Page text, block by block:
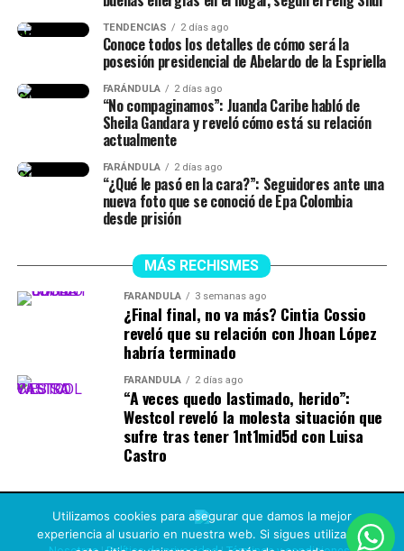
mortal, capaz de atraer a los marineros hacia una
muerte segura.
Romance
La La Land (2016)
Orgullo y prejuicio (2005)
Diario de una pasión (The Notebook, 2004)
TENDENCIAS 2 días ago
Conoce todos los detalles de cómo será la
posesión presidencial de Abelardo de la Espriella
FARÁNDULA 2 días ago
“No compaginamos”: Juanda Caribe habló de
Sheila Gandara y reveló cómo está su relación
actualmente
FARÁNDULA 2 días ago
“¿Qué le pasó en la cara?”: Seguidores ante una
nueva foto que se conoció de Epa Colombia
desde prisión
MÁS RECHISMES
FARÁNDULA 3 semanas ago
¿Final final, no va más? Cintia Cossio
reveló que su relación con Jhoan López
habría terminado
FARÁNDULA 2 días ago
“A veces quedo lastimado, herido”:
Westcol reveló la molesta situación que
sufre tras tener 1nt1mid5d con Luisa
Castro
Utilizamos cookies para asegurar que damos la mejor
experiencia al usuario en nuestra web. Si sigues utilizando